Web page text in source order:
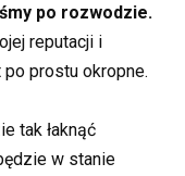
po rozwodzie.
reputacji i
prostu okropne.
tak łaknąć
w stanie